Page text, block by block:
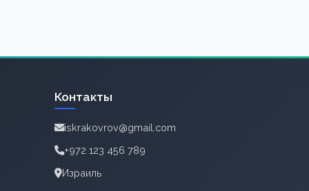
Контакты
iskrakovrov@gmail.com
+972 123 456 789
Израиль